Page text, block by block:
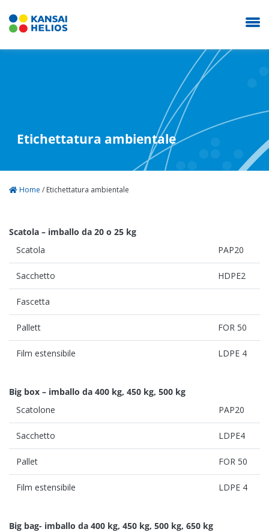
Etichettatura ambientale
Home / Etichettatura ambientale
Scatola – imballo da 20 o 25 kg
Scatola
PAP20
Sacchetto HDPE2
Fascetta
Pallett FOR 50
Film estensibile LDPE 4
Big box – imballo da 400 kg, 450 kg, 500 kg
Scatolone
PAP20
Sacchetto LDPE4
Pallet FOR 50
Film estensibile LDPE 4
Big bag- imballo da 400 kg, 450 kg, 500 kg, 650 kg
La nostra azienda
Sistemi di rivestimento
Contatto
Via del Lavoro, 14-16
31039 Riese Pio X (TV)
Italy (Headquarters)